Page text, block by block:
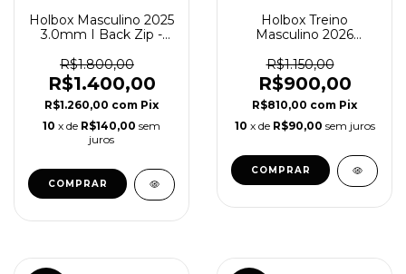
Holbox Masculino 2025
3.0mm I Back Zip -
Mangas
R$1.800,00
R$1.400,00
R$1.260,00 com Pix
10 x de R$140,00 sem
juros
COMPRAR
Holbox Treino
Masculino 2026
Long John Sem
Mangas
R$1.150,00
R$900,00
R$810,00 com Pix
10 x de R$90,00 sem juros
COMPRAR